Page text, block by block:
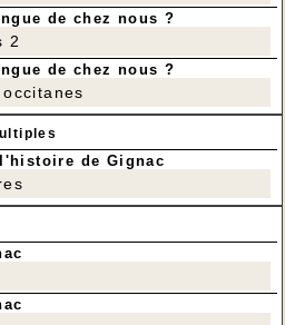
de chez nous ?
2
de chez nous ?
de Gignac